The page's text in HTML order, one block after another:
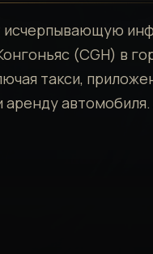
исчерпывающую
(CGH) в
такси,